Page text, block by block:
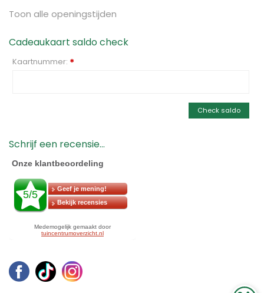
Toon alle openingstijden
Cadeaukaart saldo check
Kaartnummer: *
Check saldo
Schrijf een recensie...